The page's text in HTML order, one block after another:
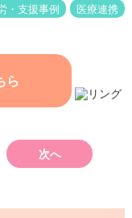
医療連携
・支援事例
ら
次へ